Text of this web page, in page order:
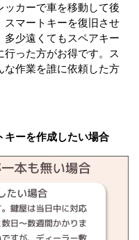
ッカーで車を移動して後
スマートキーを復旧させ
多少遠くてもスペアキー
った方がお得です。ス
な作業を誰に依頼した方
ーを作成したい場合